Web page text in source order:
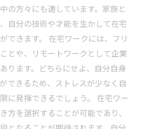
の方々にも適しています。家族と
自分の技術や才能を生かして在宅
できます。 在宅ワークには、フリ
とや、リモートワークとして企業
ります。どちらにせよ、自分自身
できるため、ストレスが少なく自
に発揮できるでしょう。 在宅ワー
方を選択することが可能であり、